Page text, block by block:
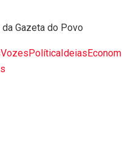
Gazeta do Povo
VozesPolíticaIdeiasEconom